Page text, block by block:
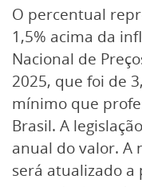
O percentual
1,5% acima da
Nacional de
2025, que foi de
mínimo que
Brasil. A
anual do valor. A
será atualizado a